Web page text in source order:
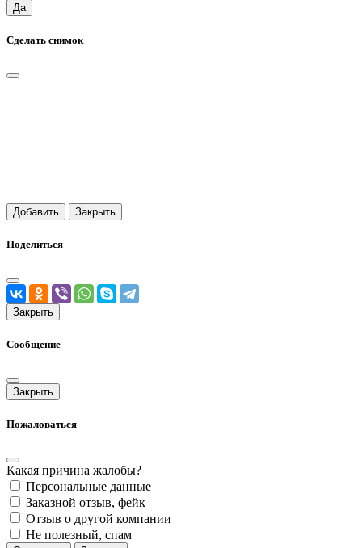
Да
Сделать снимок
Добавить Закрыть
Поделиться
Закрыть
Сообщение
Закрыть
Пожаловаться
Какая причина жалобы?
Персональные данные
Заказной отзыв, фейк
Отзыв о другой компании
Не полезный, спам